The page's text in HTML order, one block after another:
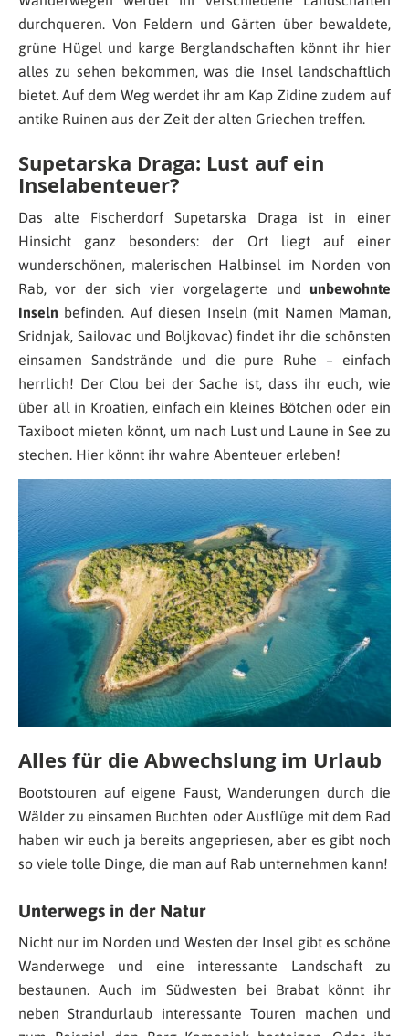
durchqueren. Von Feldern und Gärten über bewaldete,
grüne Hügel und karge Berglandschaften könnt ihr hier
alles zu sehen bekommen, was die Insel landschaftlich
bietet. Auf dem Weg werdet ihr am Kap Zidine zudem auf
antike Ruinen aus der Zeit der alten Griechen treffen.
Supetarska Draga: Lust auf ein
Inselabenteuer?
Das alte Fischerdorf Supetarska Draga ist in einer
Hinsicht ganz besonders: der Ort liegt auf einer
wunderschönen, malerischen Halbinsel im Norden von
Rab, vor der sich vier vorgelagerte und unbewohnte
Inseln befinden. Auf diesen Inseln (mit Namen Maman,
Sridnjak, Sailovac und Boljkovac) findet ihr die schönsten
einsamen Sandstrände und die pure Ruhe – einfach
herrlich! Der Clou bei der Sache ist, dass ihr euch, wie
über all in Kroatien, einfach ein kleines Bötchen oder ein
Taxiboot mieten könnt, um nach Lust und Laune in See zu
stechen. Hier könnt ihr wahre Abenteuer erleben!
Alles für die Abwechslung im Urlaub
Bootstouren auf eigene Faust, Wanderungen durch die
Wälder zu einsamen Buchten oder Ausflüge mit dem Rad
haben wir euch ja bereits angepriesen, aber es gibt noch
so viele tolle Dinge, die man auf Rab unternehmen kann!
Unterwegs in der Natur
Nicht nur im Norden und Westen der Insel gibt es schöne
Wanderwege und eine interessante Landschaft zu
bestaunen. Auch im Südwesten bei Brabat könnt ihr
neben Strandurlaub interessante Touren machen und